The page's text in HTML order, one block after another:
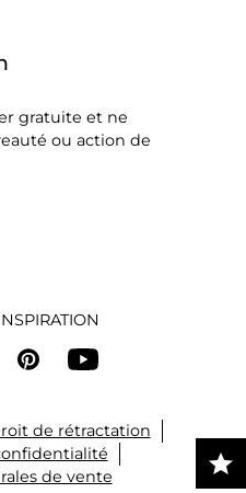
gratuite et ne
ou action de
de rétractation
de vente